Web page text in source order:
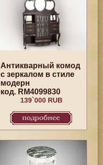
Антикварный комод
с зеркалом в стиле
модерн
код. RM4099830
139`000 RUB
подробнее